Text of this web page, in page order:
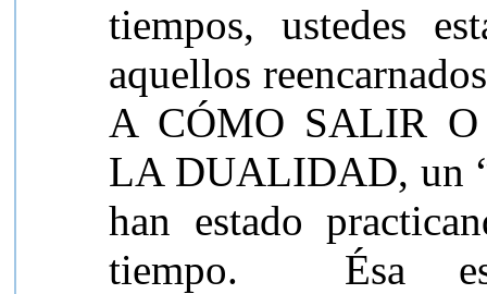
tiempos, ustedes
aquellos
A CÓMO SALIR O
LA DUALIDAD, un
han estado
tiempo.
Ésa